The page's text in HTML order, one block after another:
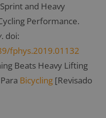
and Heavy
Performance.
. doi:
fphys.2019.01132
Beats Heavy Lifting
Bicycling [Revisado